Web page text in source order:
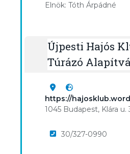
Elnök: Tóth Árpádné
Újpesti Hajós
Túrázó
https://
1045 Budapest, Klára u.
30/327-0990